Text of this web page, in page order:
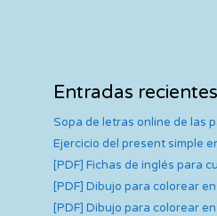
Entradas recientes
Sopa de letras online de las
Ejercicio del present simple
[PDF] Fichas de inglés para
[PDF] Dibujo para colorear
[PDF] Dibujo para colorear